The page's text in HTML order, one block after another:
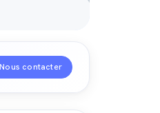
Nous contacter